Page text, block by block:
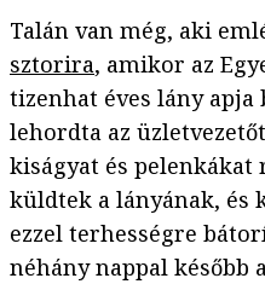
Talán van még, aki
sztorira, amikor az
tizenhat éves lány apja
lehordta az
kiságyat és
küldtek a lányának, és
ezzel terhességre
néhány nappal később